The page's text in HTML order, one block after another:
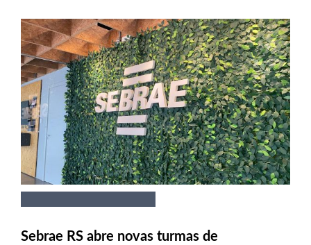
Sebrae RS abre novas turmas de